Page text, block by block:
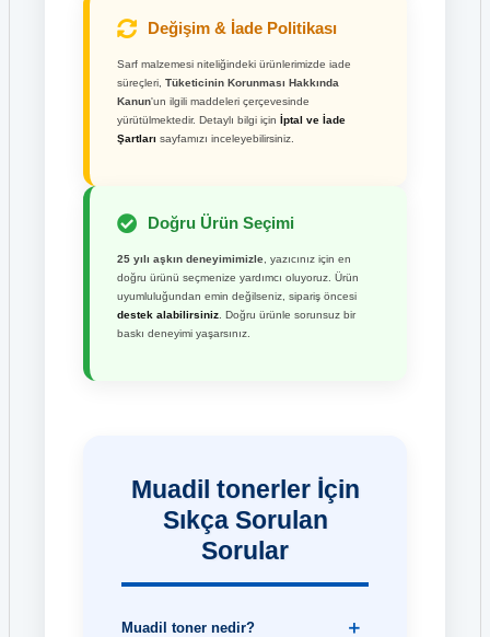
Değişim & İade Politikası
Sarf malzemesi niteliğindeki ürünlerimizde iade
süreçleri, Tüketicinin Korunması Hakkında
Kanun'un ilgili maddeleri çerçevesinde
yürütülmektedir. Detaylı bilgi için İptal ve İade
Şartları sayfamızı inceleyebilirsiniz.
Doğru Ürün Seçimi
25 yılı aşkın deneyimimizle , yazıcınız için en
doğru ürünü seçmenize yardımcı oluyoruz. Ürün
uyumluluğundan emin değilseniz, sipariş öncesi
destek alabilirsiniz . Doğru ürünle sorunsuz bir
baskı deneyimi yaşarsınız.
Muadil tonerler İçin
Sıkça Sorulan
Sorular
Muadil toner nedir?